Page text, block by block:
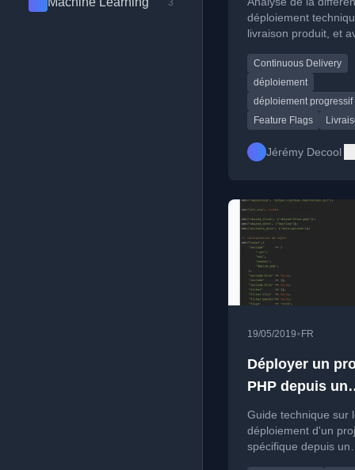
3
déploiement
livraison produit, et
développement
Continuous Delivery
déploiement
déploiement progressif
Feature Flags
Jérémy Decool
19/05/2019• FR
Déployer un
PHP depuis un
monorepo
Guide technique sur
déploiement d'un
spécifique depuis un